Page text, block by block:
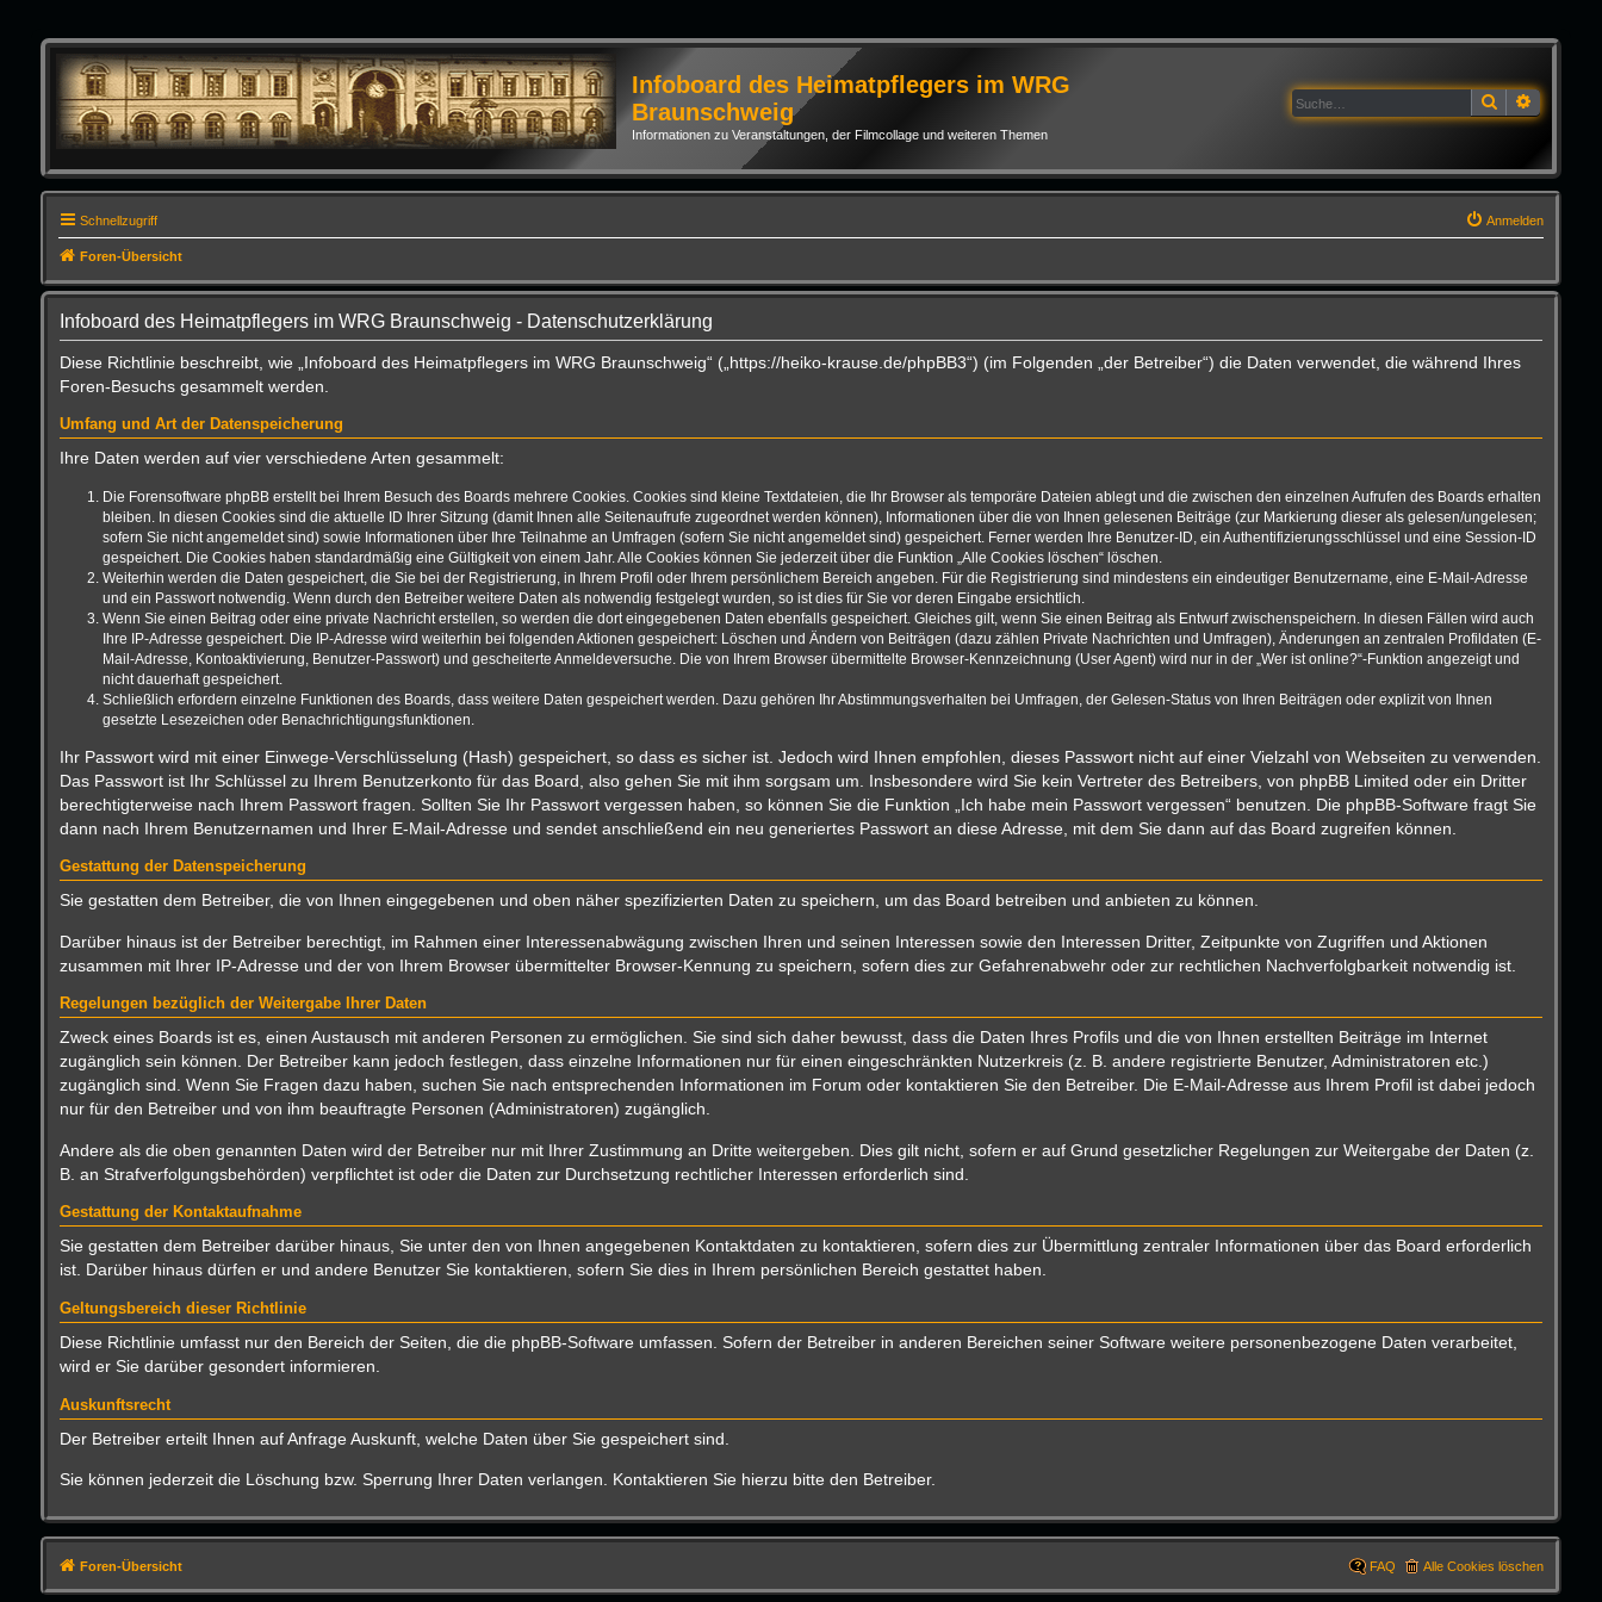
Infoboard des Heimatpflegers im WRG
Braunschweig
Informationen zu Veranstaltungen, der Filmcollage und weiteren Themen
Suche
Schnellzugriff Anmelden
Foren-Übersicht
Infoboard des Heimatpflegers im WRG Braunschweig - Datenschutzerklärung
Diese Richtlinie beschreibt, wie „Infoboard des Heimatpflegers im WRG Braunschweig“ („https://heiko-krause.de/phpBB3“) (im Folgenden „der Betreiber“) die Daten verwendet, die während Ihres
Foren-Besuchs gesammelt werden.
Umfang und Art der Datenspeicherung
Ihre Daten werden auf vier verschiedene Arten gesammelt:
Die Forensoftware phpBB erstellt bei Ihrem Besuch des Boards mehrere Cookies. Cookies sind kleine Textdateien, die Ihr Browser als temporäre Dateien ablegt und die zwischen den einzelnen Aufrufen des Boards erhalten
bleiben. In diesen Cookies sind die aktuelle ID Ihrer Sitzung (damit Ihnen alle Seitenaufrufe zugeordnet werden können), Informationen über die von Ihnen gelesenen Beiträge (zur Markierung dieser als gelesen/ungelesen;
sofern Sie nicht angemeldet sind) sowie Informationen über Ihre Teilnahme an Umfragen (sofern Sie nicht angemeldet sind) gespeichert. Ferner werden Ihre Benutzer-ID, ein Authentifizierungsschlüssel und eine Session-ID
gespeichert. Die Cookies haben standardmäßig eine Gültigkeit von einem Jahr. Alle Cookies können Sie jederzeit über die Funktion „Alle Cookies löschen“ löschen.
Weiterhin werden die Daten gespeichert, die Sie bei der Registrierung, in Ihrem Profil oder Ihrem persönlichem Bereich angeben. Für die Registrierung sind mindestens ein eindeutiger Benutzername, eine E-Mail-Adresse
und ein Passwort notwendig. Wenn durch den Betreiber weitere Daten als notwendig festgelegt wurden, so ist dies für Sie vor deren Eingabe ersichtlich.
Wenn Sie einen Beitrag oder eine private Nachricht erstellen, so werden die dort eingegebenen Daten ebenfalls gespeichert. Gleiches gilt, wenn Sie einen Beitrag als Entwurf zwischenspeichern. In diesen Fällen wird auch
Ihre IP-Adresse gespeichert. Die IP-Adresse wird weiterhin bei folgenden Aktionen gespeichert: Löschen und Ändern von Beiträgen (dazu zählen Private Nachrichten und Umfragen), Änderungen an zentralen Profildaten (E-
Mail-Adresse, Kontoaktivierung, Benutzer-Passwort) und gescheiterte Anmeldeversuche. Die von Ihrem Browser übermittelte Browser-Kennzeichnung (User Agent) wird nur in der „Wer ist online?“-Funktion angezeigt und
nicht dauerhaft gespeichert.
Schließlich erfordern einzelne Funktionen des Boards, dass weitere Daten gespeichert werden. Dazu gehören Ihr Abstimmungsverhalten bei Umfragen, der Gelesen-Status von Ihren Beiträgen oder explizit von Ihnen
gesetzte Lesezeichen oder Benachrichtigungsfunktionen.
Ihr Passwort wird mit einer Einwege-Verschlüsselung (Hash) gespeichert, so dass es sicher ist. Jedoch wird Ihnen empfohlen, dieses Passwort nicht auf einer Vielzahl von Webseiten zu verwenden.
Das Passwort ist Ihr Schlüssel zu Ihrem Benutzerkonto für das Board, also gehen Sie mit ihm sorgsam um. Insbesondere wird Sie kein Vertreter des Betreibers, von phpBB Limited oder ein Dritter
berechtigterweise nach Ihrem Passwort fragen. Sollten Sie Ihr Passwort vergessen haben, so können Sie die Funktion „Ich habe mein Passwort vergessen“ benutzen. Die phpBB-Software fragt Sie
dann nach Ihrem Benutzernamen und Ihrer E-Mail-Adresse und sendet anschließend ein neu generiertes Passwort an diese Adresse, mit dem Sie dann auf das Board zugreifen können.
Gestattung der Datenspeicherung
Sie gestatten dem Betreiber, die von Ihnen eingegebenen und oben näher spezifizierten Daten zu speichern, um das Board betreiben und anbieten zu können.
Darüber hinaus ist der Betreiber berechtigt, im Rahmen einer Interessenabwägung zwischen Ihren und seinen Interessen sowie den Interessen Dritter, Zeitpunkte von Zugriffen und Aktionen
zusammen mit Ihrer IP-Adresse und der von Ihrem Browser übermittelter Browser-Kennung zu speichern, sofern dies zur Gefahrenabwehr oder zur rechtlichen Nachverfolgbarkeit notwendig ist.
Regelungen bezüglich der Weitergabe Ihrer Daten
Zweck eines Boards ist es, einen Austausch mit anderen Personen zu ermöglichen. Sie sind sich daher bewusst, dass die Daten Ihres Profils und die von Ihnen erstellten Beiträge im Internet
zugänglich sein können. Der Betreiber kann jedoch festlegen, dass einzelne Informationen nur für einen eingeschränkten Nutzerkreis (z. B. andere registrierte Benutzer, Administratoren etc.)
zugänglich sind. Wenn Sie Fragen dazu haben, suchen Sie nach entsprechenden Informationen im Forum oder kontaktieren Sie den Betreiber. Die E-Mail-Adresse aus Ihrem Profil ist dabei jedoch
nur für den Betreiber und von ihm beauftragte Personen (Administratoren) zugänglich.
Andere als die oben genannten Daten wird der Betreiber nur mit Ihrer Zustimmung an Dritte weitergeben. Dies gilt nicht, sofern er auf Grund gesetzlicher Regelungen zur Weitergabe der Daten (z.
B. an Strafverfolgungsbehörden) verpflichtet ist oder die Daten zur Durchsetzung rechtlicher Interessen erforderlich sind.
Gestattung der Kontaktaufnahme
Sie gestatten dem Betreiber darüber hinaus, Sie unter den von Ihnen angegebenen Kontaktdaten zu kontaktieren, sofern dies zur Übermittlung zentraler Informationen über das Board erforderlich
ist. Darüber hinaus dürfen er und andere Benutzer Sie kontaktieren, sofern Sie dies in Ihrem persönlichen Bereich gestattet haben.
Geltungsbereich dieser Richtlinie
Diese Richtlinie umfasst nur den Bereich der Seiten, die die phpBB-Software umfassen. Sofern der Betreiber in anderen Bereichen seiner Software weitere personenbezogene Daten verarbeitet,
wird er Sie darüber gesondert informieren.
Auskunftsrecht
Der Betreiber erteilt Ihnen auf Anfrage Auskunft, welche Daten über Sie gespeichert sind.
Sie können jederzeit die Löschung bzw. Sperrung Ihrer Daten verlangen. Kontaktieren Sie hierzu bitte den Betreiber.
Foren-Übersicht Alle Cookies löschen
FAQ